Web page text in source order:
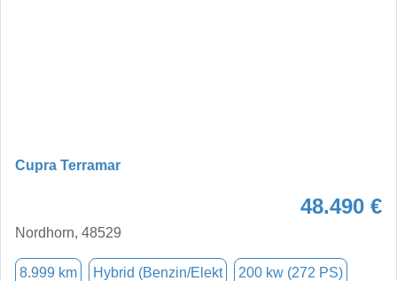
Cupra Terramar
48.490 €
Nordhorn, 48529
8.999 km Hybrid (Benzin/Elekt 200 kw (272 PS)